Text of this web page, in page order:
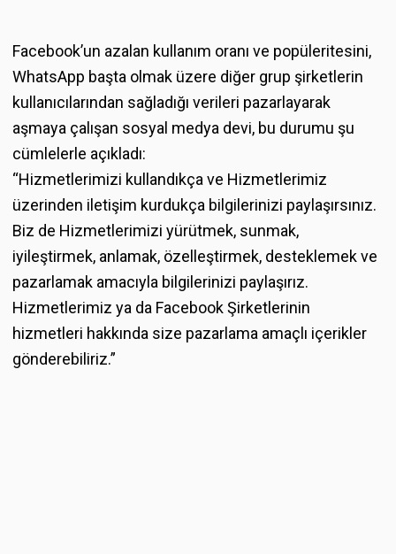
Facebook’un azalan kullanım oranı ve popüleritesini,
WhatsApp başta olmak üzere diğer grup şirketlerin
kullanıcılarından sağladığı verileri pazarlayarak
aşmaya çalışan sosyal medya devi, bu durumu şu
cümlelerle açıkladı:
“Hizmetlerimizi kullandıkça ve Hizmetlerimiz
üzerinden iletişim kurdukça bilgilerinizi paylaşırsınız.
Biz de Hizmetlerimizi yürütmek, sunmak,
iyileştirmek, anlamak, özelleştirmek, desteklemek ve
pazarlamak amacıyla bilgilerinizi paylaşırız.
Hizmetlerimiz ya da Facebook Şirketlerinin
hizmetleri hakkında size pazarlama amaçlı içerikler
gönderebiliriz.”